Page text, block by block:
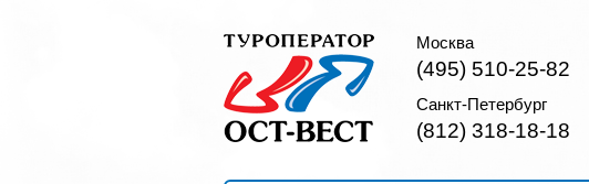
Москва
(495) 510-25-82
Санкт-Петербург
(812) 318-18-18